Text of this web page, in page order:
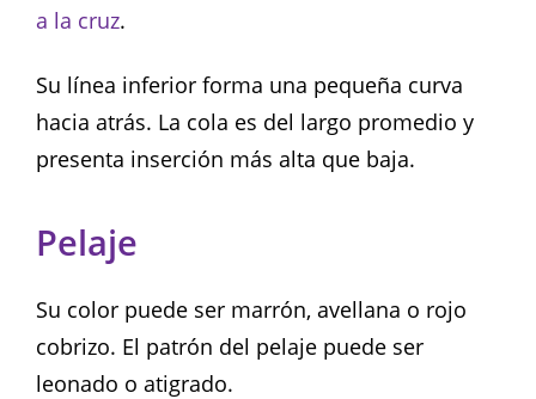
a la cruz.
Su línea inferior forma una pequeña curva
hacia atrás. La cola es del largo promedio y
presenta inserción más alta que baja.
Pelaje
Su color puede ser marrón, avellana o rojo
cobrizo. El patrón del pelaje puede ser
leonado o atigrado.